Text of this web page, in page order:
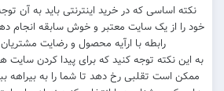
نکته اساسی که در خرید اینترنتی باید به آن
خود را از یک سایت معتبر و خوش سابقه انجام
رابطه با ارآیه محصول و رضایت مشتریان
به این نکته توجه کنید که برای پیدا کردن سایت
ممکن است تقلبی رخ دهد تا شما را به